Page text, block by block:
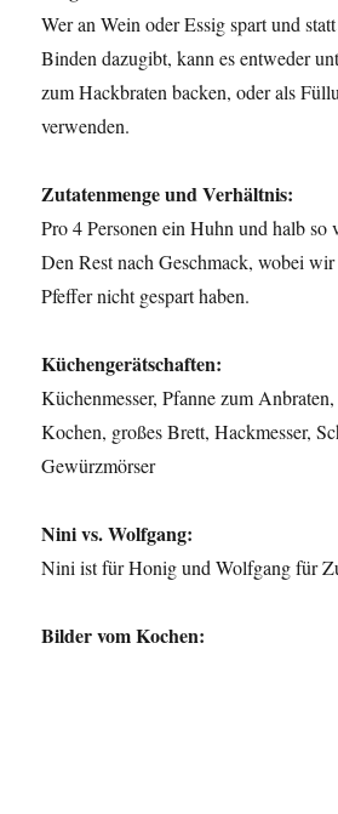
Wer an Wein oder Essig spart und
Binden dazugibt, kann es entweder
zum Hackbraten backen, oder als
verwenden.
Zutatenmenge und Verhältnis:
Pro 4 Personen ein Huhn und halb so
Den Rest nach Geschmack, wobei
Pfeffer nicht gespart haben.
Küchengerätschaften:
Küchenmesser, Pfanne zum
Kochen, großes Brett, Hackmesser,
Gewürzmörser
Nini vs. Wolfgang:
Nini ist für Honig und Wolfgang für
Bilder vom Kochen: